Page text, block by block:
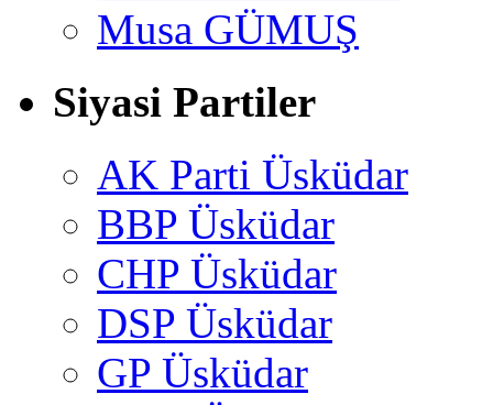
Musa GÜMUŞ
Siyasi Partiler
AK Parti Üsküdar
BBP Üsküdar
CHP Üsküdar
DSP Üsküdar
GP Üsküdar